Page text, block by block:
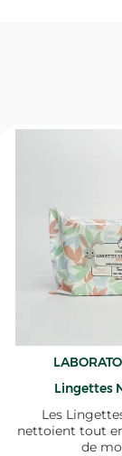
Lingettes
Les
nettoient tout
de